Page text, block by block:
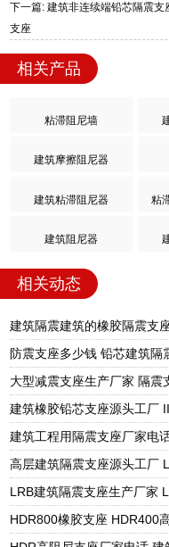
下一篇: 建筑非连续端铅芯隔震
支座
相关产品
粘滞阻尼墙
建筑摩擦阻尼器
建筑粘滞阻尼器 粘
建筑阻尼器
相关动态